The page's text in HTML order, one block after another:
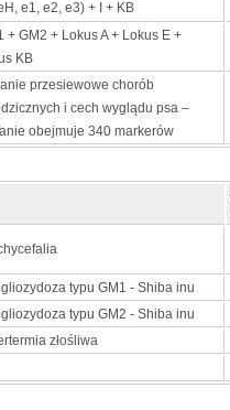
e1, e2, e3) + I + KB
+ GM2 + Lokus A + Lokus E +
KB
przesiewowe chorób
i cech wyglądu psa –
obejmuje 340 markerów
typu GM1 - Shiba inu
typu GM2 - Shiba inu
złośliwa